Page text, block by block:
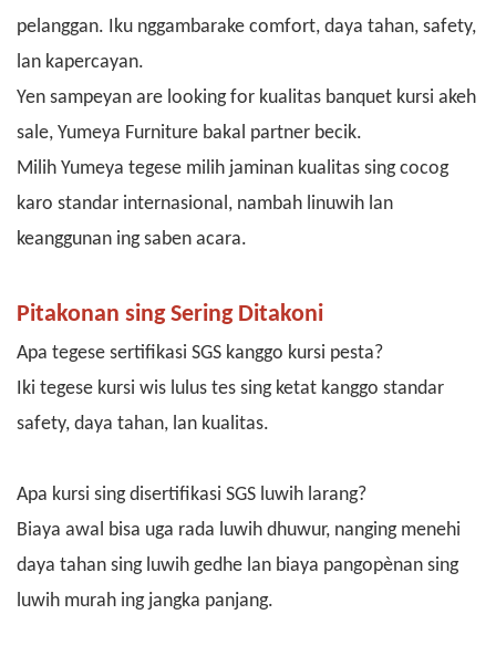
pelanggan. Iku nggambarake comfort, daya tahan, safety,
lan kapercayan.
Yen sampeyan are looking for kualitas banquet kursi akeh
sale, Yumeya Furniture bakal partner becik.
Milih Yumeya tegese milih jaminan kualitas sing cocog
karo standar internasional, nambah linuwih lan
keanggunan ing saben acara.
Pitakonan sing Sering Ditakoni
Apa tegese sertifikasi SGS kanggo kursi pesta?
Iki tegese kursi wis lulus tes sing ketat kanggo standar
safety, daya tahan, lan kualitas.
Apa kursi sing disertifikasi SGS luwih larang?
Biaya awal bisa uga rada luwih dhuwur, nanging menehi
daya tahan sing luwih gedhe lan biaya pangopènan sing
luwih murah ing jangka panjang.